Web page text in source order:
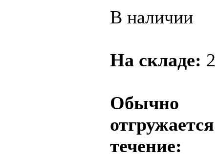
В наличии
На складе: 2
Обычно
отгружается
течение: